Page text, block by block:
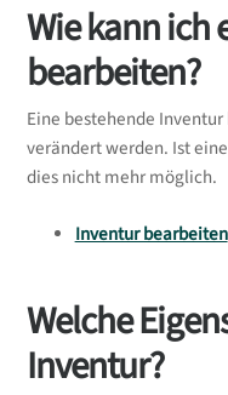
Wie kann ich
bearbeiten?
Eine bestehende
verändert werden. Ist
dies nicht mehr möglich.
Inventur bearbeiten
Welche
Inventur?